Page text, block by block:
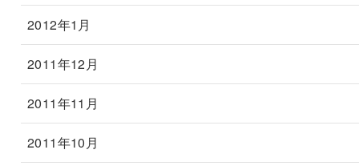
2012年1月
2011年12月
2011年11月
2011年10月